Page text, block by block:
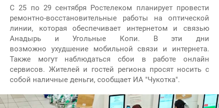
С 25 по 29 сентября Ростелеком планирует провести
ремонтно-восстановительные работы на оптической
линии, которая обеспечивает интернетом и связью
Анадырь и Угольные Копи. В эти дни
возможно ухудшение мобильной связи и интернета.
Также могут наблюдаться сбои в работе онлайн
сервисов. Жителей и гостей региона просят носить с
собой наличные деньги, сообщает ИА "Чукотка".